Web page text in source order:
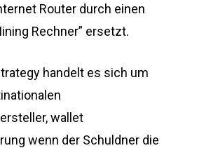
Router durch einen
Rechner” ersetzt.
handelt es sich um
wallet
wenn der Schuldner die